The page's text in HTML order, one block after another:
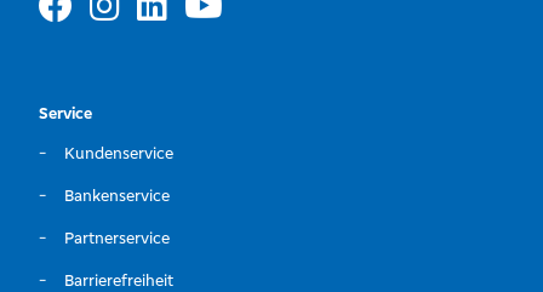
Service
Kundenservice
Bankenservice
Partnerservice
Barrierefreiheit